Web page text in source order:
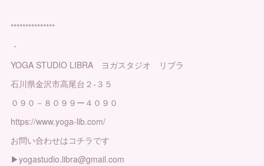
***************
・
YOGA STUDIO LIBRA ヨガスタジオ リブラ
石川県金沢市高尾台２-３５
０９０－８０９９ー４０９０
https://www.yoga-lib.com/
お問い合わせはコチラです
▶︎yogastudio.libra@gmail.com